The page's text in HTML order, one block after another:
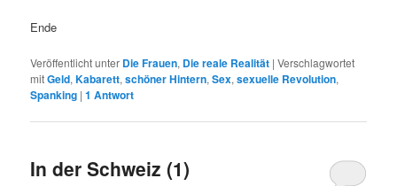
Ende
Veröffentlicht unter Die Frauen, Die reale Realität |Verschlagwortet
mitGeld,Kabarett,schöner Hintern,Sex,sexuelle Revolution,
Spanking |1 Antwort
In der Schweiz (1)